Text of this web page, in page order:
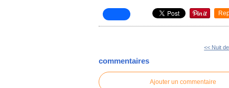
<< Nuit
commentaires
Ajouter un commentaire